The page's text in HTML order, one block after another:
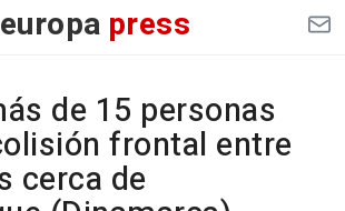
europa press
de 15 personas
frontal entre
cerca de